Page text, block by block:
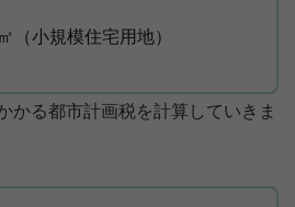
（小規模住宅用地）
かる都市計画税を計算していきま